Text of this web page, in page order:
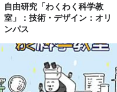
自由研究「わくわく科学教
室」：技術・デザイン：オリ
ンパス